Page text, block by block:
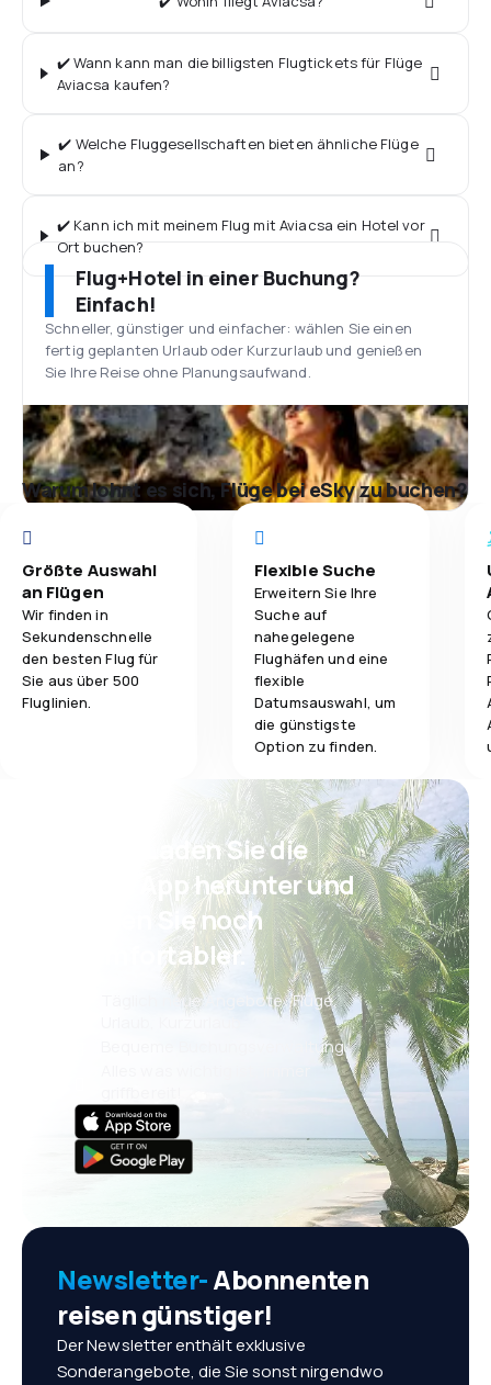
✔️ Wann kann man die billigsten Flugtickets für Flüge
Aviacsa kaufen?
✔️ Welche Fluggesellschaften bieten ähnliche Flüge
an?
✔️ Kann ich mit meinem Flug mit Aviacsa ein Hotel vor
Ort buchen?
Flug+Hotel in einer Buchung?
Einfach!
Schneller, günstiger und einfacher: wählen Sie einen
fertig geplanten Urlaub oder Kurzurlaub und genießen
Sie Ihre Reise ohne Planungsaufwand.
Warum lohnt es sich, Flüge bei eSky zu buchen?
Größte Auswahl
an Flügen
Wir finden in
Sekundenschnelle
den besten Flug für
Sie aus über 500
Fluglinien.
Flexible Suche
Erweitern Sie Ihre
Suche auf
nahegelegene
Flughäfen und eine
flexible
Datumsauswahl, um
die günstigste
Option zu finden.
Psst! Laden Sie die
eSky App herunter und
reisen Sie noch
komfortabler.
Täglich neue Angebote: Flüge,
Bequeme Buchungsverwaltung
Newsletter-Abonnenten
reisen günstiger!
Der Newsletter enthält exklusive
Sonderangebote, die Sie sonst nirgendwo